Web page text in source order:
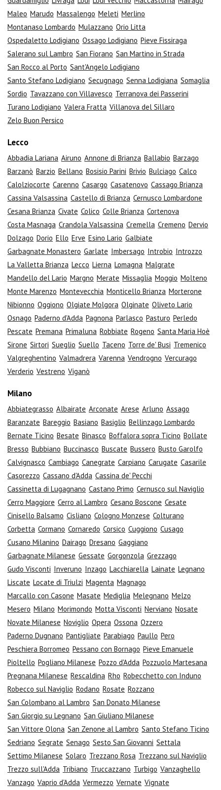
Maleo Marudo Massalengo Meleti Merlino
Montanaso Lombardo Mulazzano Orio Litta
Ospedaletto Lodigiano Ossago Lodigiano Pieve Fissiraga
Salerano sul Lambro San Fiorano San Martino in Strada
San Rocco al Porto Sant'Angelo Lodigiano
Santo Stefano Lodigiano Secugnago Senna Lodigiana Somaglia
Sordio Tavazzano con Villavesco Terranova dei Passerini
Turano Lodigiano Valera Fratta Villanova del Sillaro
Zelo Buon Persico
Lecco
Abbadia Lariana Airuno Annone di Brianza Ballabio Barzago
Barzanò Barzio Bellano Bosisio Parini Brivio Bulciago Calco
Calolziocorte Carenno Casargo Casatenovo Cassago Brianza
Cassina Valsassina Castello di Brianza Cernusco Lombardone
Cesana Brianza Civate Colico Colle Brianza Cortenova
Costa Masnaga Crandola Valsassina Cremella Cremeno Dervio
Dolzago Dorio Ello Erve Esino Lario Galbiate
Garbagnate Monastero Garlate Imbersago Introbio Introzzo
La Valletta Brianza Lecco Lierna Lomagna Malgrate
Mandello del Lario Margno Merate Missaglia Moggio Molteno
Monte Marenzo Montevecchia Monticello Brianza Morterone
Nibionno Oggiono Olgiate Molgora Olginate Oliveto Lario
Osnago Paderno d'Adda Pagnona Parlasco Pasturo Perledo
Pescate Premana Primaluna Robbiate Rogeno Santa Maria Hoè
Sirone Sirtori Sueglio Suello Taceno Torre de' Busi Tremenico
Valgreghentino Valmadrera Varenna Vendrogno Vercurago
Verderio Vestreno Viganò
Milano
Abbiategrasso Albairate Arconate Arese Arluno Assago
Baranzate Bareggio Basiano Basiglio Bellinzago Lombardo
Bernate Ticino Besate Binasco Boffalora sopra Ticino Bollate
Bresso Bubbiano Buccinasco Buscate Bussero Busto Garolfo
Calvignasco Cambiago Canegrate Carpiano Carugate Casarile
Casorezzo Cassano d'Adda Cassina de' Pecchi
Cassinetta di Lugagnano Castano Primo Cernusco sul Naviglio
Cerro Maggiore Cerro al Lambro Cesano Boscone Cesate
Cinisello Balsamo Cisliano Cologno Monzese Colturano
Corbetta Cormano Cornaredo Corsico Cuggiono Cusago
Cusano Milanino Dairago Dresano Gaggiano
Garbagnate Milanese Gessate Gorgonzola Grezzago
Gudo Visconti Inveruno Inzago Lacchiarella Lainate Legnano
Liscate Locate di Triulzi Magenta Magnago
Marcallo con Casone Masate Mediglia Melegnano Melzo
Mesero Milano Morimondo Motta Visconti Nerviano Nosate
Novate Milanese Noviglio Opera Ossona Ozzero
Paderno Dugnano Pantigliate Parabiago Paullo Pero
Peschiera Borromeo Pessano con Bornago Pieve Emanuele
Pioltello Pogliano Milanese Pozzo d'Adda Pozzuolo Martesana
Pregnana Milanese Rescaldina Rho Robecchetto con Induno
Robecco sul Naviglio Rodano Rosate Rozzano
San Colombano al Lambro San Donato Milanese
San Giorgio su Legnano San Giuliano Milanese
San Vittore Olona San Zenone al Lambro Santo Stefano Ticino
Sedriano Segrate Senago Sesto San Giovanni Settala
Settimo Milanese Solaro Trezzano Rosa Trezzano sul Naviglio
Trezzo sull'Adda Tribiano Truccazzano Turbigo Vanzaghello
Vanzago Vaprio d'Adda Vermezzo Vernate Vignate